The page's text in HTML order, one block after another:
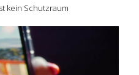
kein Schutzraum